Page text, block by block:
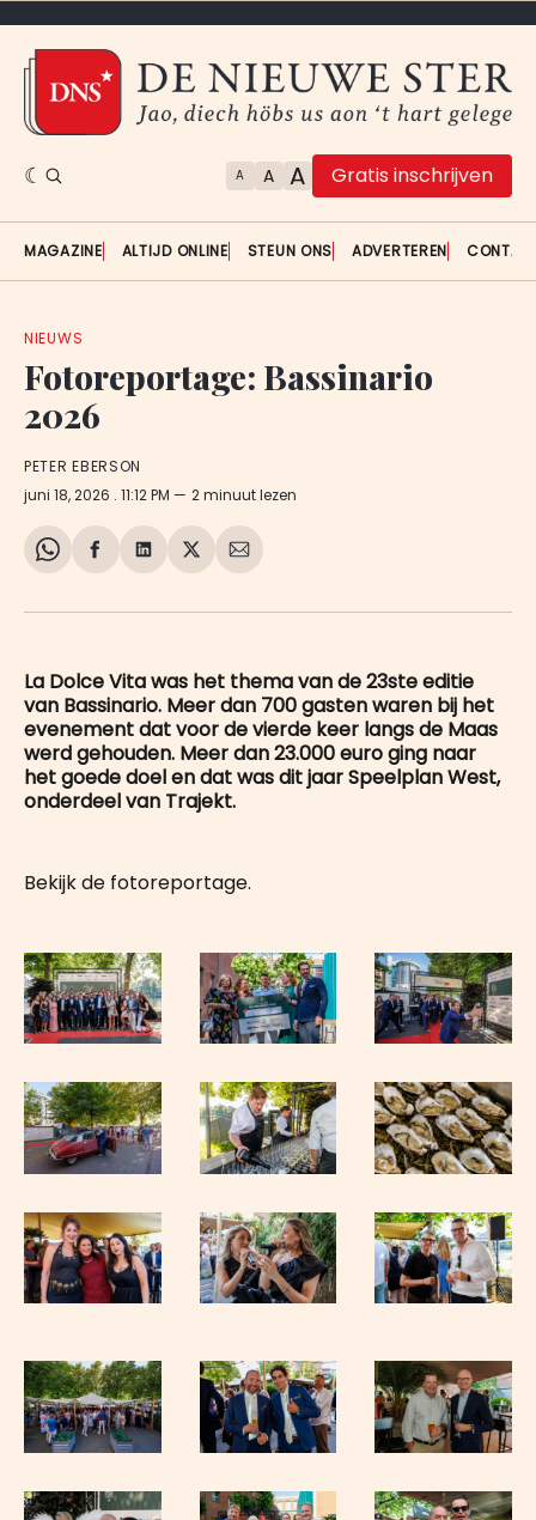
A A A Gratis inschrijven
MAGAZINE ALTIJD ONLINE STEUN ONS ADVERTEREN
NIEUWS
Fotoreportage: Bassinario
2026
PETER EBERSON
juni 18, 2026 . 11:12 PM 2 minuut lezen
Share
WhatsApp
Delen
Facebook
Delen
LinkedIn
Share
X
Deel
E-
La Dolce Vita was het thema van de 23ste editie
van Bassinario. Meer dan 700 gasten waren bij het
evenement dat voor de vierde keer langs de Maas
werd gehouden. Meer dan 23.000 euro ging naar
het goede doel en dat was dit jaar Speelplan West,
onderdeel van Trajekt.
Bekijk de fotoreportage.